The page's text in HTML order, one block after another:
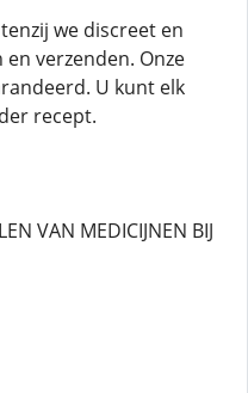
we discreet en
verzenden. Onze
U kunt elk
recept.
VAN MEDICIJNEN BIJ